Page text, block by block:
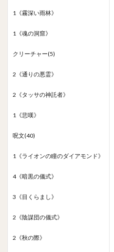
1《霧深い雨林》
1《魂の洞窟》
クリーチャー(5)
2《通りの悪霊》
2《タッサの神託者》
1《悲嘆》
呪文(40)
1《ライオンの瞳のダイアモンド》
4《暗黒の儀式》
3《目くらまし》
2《陰謀団の儀式》
2《秋の際》